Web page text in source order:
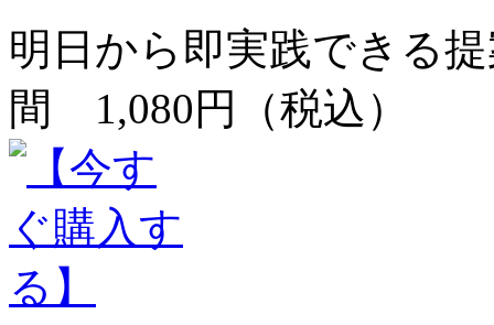
明日から即実践できる
間 1,080円（税込）